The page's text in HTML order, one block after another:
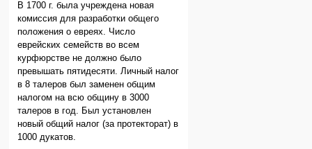
В 1700 г. была учреждена новая
комиссия для разработки общего
положения о евреях. Число
еврейских семейств во всем
курфюрстве не должно было
превышать пятидесяти. Личный налог
в 8 талеров был заменен общим
налогом на всю общину в 3000
талеров в год. Был установлен
новый общий налог (за протекторат) в
1000 дукатов.